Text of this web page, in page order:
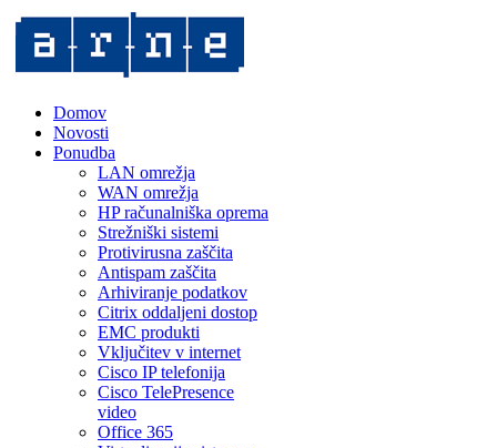
Domov
Novosti
Ponudba
LAN omrežja
WAN omrežja
HP računalniška oprema
Strežniški sistemi
Protivirusna zaščita
Antispam zaščita
Arhiviranje podatkov
Citrix oddaljeni dostop
EMC produkti
Vključitev v internet
Cisco IP telefonija
Cisco TelePresence
video
Office 365